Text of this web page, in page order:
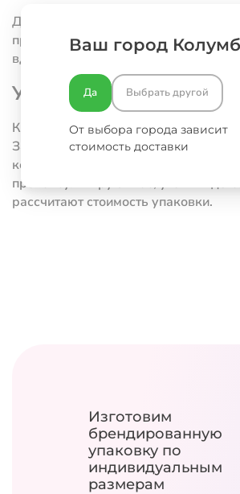
Для потребителя проигрывается
процессе которой бурая коробка
вдохновленный цитрусовыми.
Упаковка для вашего
Как заказать оригинальную
Заполните форму ниже или
конфигуратором стоимости. Наши
проконсультируют вас, уточнят
рассчитают стоимость упаковки.
Изготовим
брендированную
упаковку по
индивидуальным
размерам
Ваш город
Да Выбрать другой
От выбора города зависит
стоимость доставки